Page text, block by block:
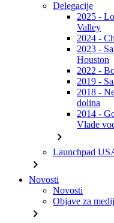
Delegacije
2025 -
Valley
2024 -
2023 -
Houston
2022 -
2019 -
2018 -
dolina
2014 -
Vlade
chevron_right
Launchpad
chevron_right
Novosti
Novosti
Objave za
chevron_right